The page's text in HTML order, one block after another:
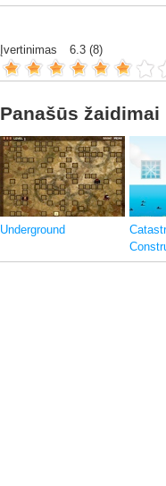
Įvertinimas 6.3 (8)
Panašūs žaidimai
Underground